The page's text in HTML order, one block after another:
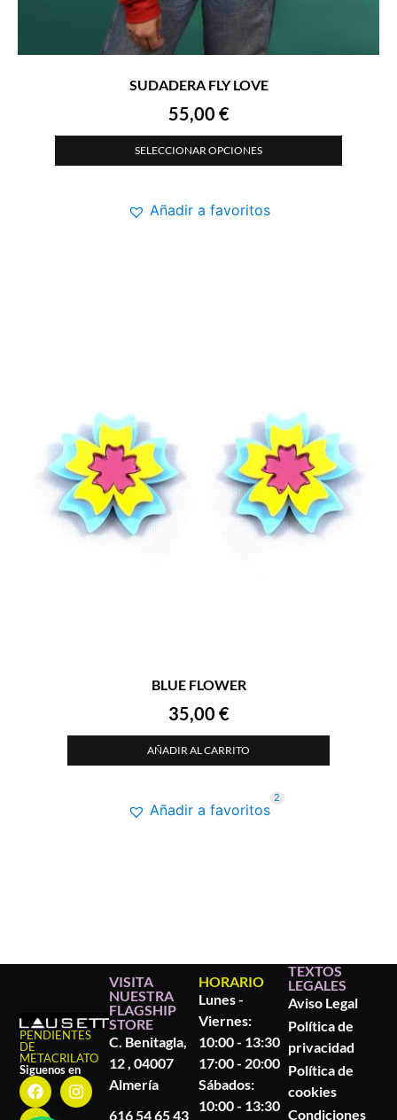
SUDADERA FLY LOVE
55,00 €
SELECCIONAR OPCIONES
Añadir a favoritos
BLUE FLOWER
35,00 €
AÑADIR AL CARRITO
Añadir a favoritos
2
PENDIENTES
DE
METACRILATO
Siguenos en
VISITA
NUESTRA
FLAGSHIP
STORE
C. Benitagla,
12 , 04007
Almería
616 54 65 43
HORARIO
Lunes -
Viernes:
10:00 - 13:30
17:00 - 20:00
Sábados:
10:00 - 13:30
TEXTOS
LEGALES
Aviso Legal
Política de
privacidad
Política de
cookies
Condiciones